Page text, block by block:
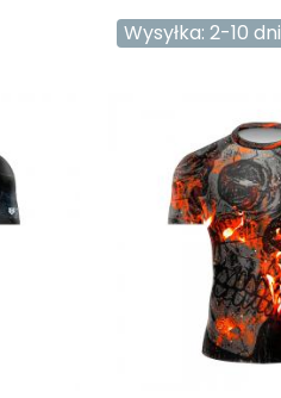
Wysyłka: 2-10 dni